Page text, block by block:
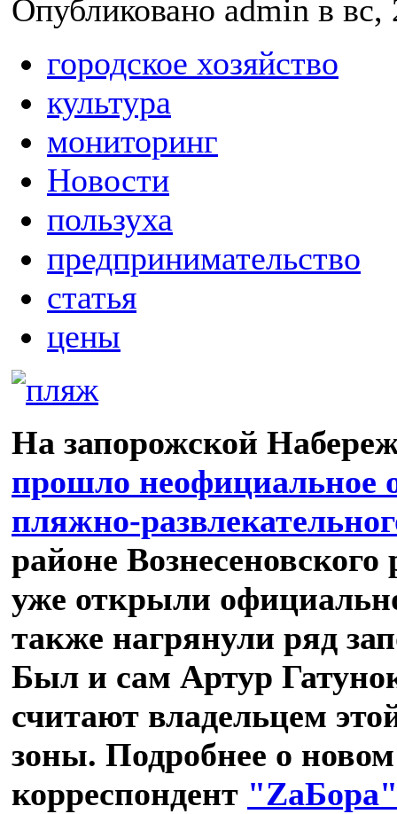
Опубликовано admin в
городское хозяйство
культура
мониторинг
Новости
пользуха
предпринимательство
статья
цены
На запорожской
прошло неофициальное
пляжно-
районе
уже открыли
также нагрянули ряд
Был и сам Артур
считают владельцем
зоны. Подробнее о
корреспондент "ZаБора"